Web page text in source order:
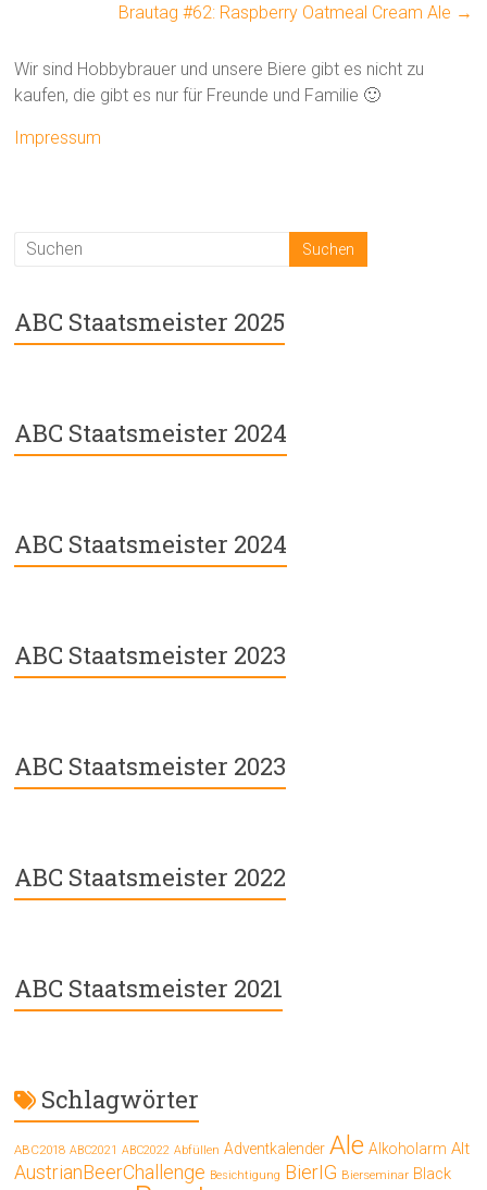
Brautag #62: Raspberry Oatmeal Cream Ale →
Wir sind Hobbybrauer und unsere Biere gibt es nicht zu
kaufen, die gibt es nur für Freunde und Familie 🙂
Impressum
ABC Staatsmeister 2025
ABC Staatsmeister 2024
ABC Staatsmeister 2024
ABC Staatsmeister 2023
ABC Staatsmeister 2023
ABC Staatsmeister 2022
ABC Staatsmeister 2021
Schlagwörter
ABC2018 ABC2021 ABC2022 Abfüllen Adventkalender Ale Alkoholarm Alt
AustrianBeerChallenge Besichtigung BierIG Bierseminar Black